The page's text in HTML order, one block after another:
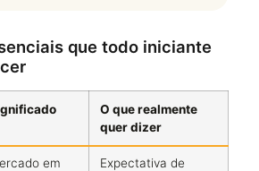
que todo iniciante
O que realmente
quer dizer
em
Expectativa de